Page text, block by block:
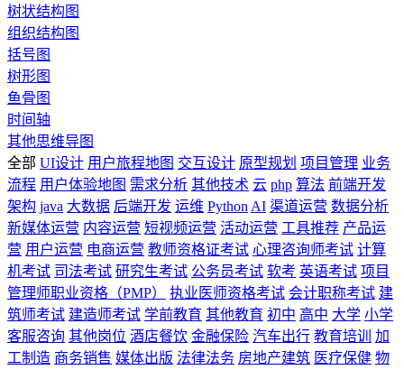
树状结构图
组织结构图
括号图
树形图
鱼骨图
时间轴
其他思维导图
全部 UI设计 用户旅程地图 交互设计 原型规划 项目管理 业务
流程 用户体验地图 需求分析 其他技术 云 php 算法 前端开发
架构 java 大数据 后端开发 运维 Python AI 渠道运营 数据分析
新媒体运营 内容运营 短视频运营 活动运营 工具推荐 产品运
营 用户运营 电商运营 教师资格证考试 心理咨询师考试 计算
机考试 司法考试 研究生考试 公务员考试 软考 英语考试 项目
管理师职业资格（PMP）
执业医师资格考试 会计职称考试 建
筑师考试 建造师考试 学前教育 其他教育 初中 高中 大学 小学
客服咨询 其他岗位 酒店餐饮 金融保险 汽车出行 教育培训
加
工制造 商务销售 媒体出版 法律法务 房地产建筑 医疗保健 物